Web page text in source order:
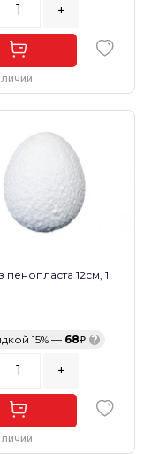
+
пенопласта 12см, 1
15% — 68 ?
+